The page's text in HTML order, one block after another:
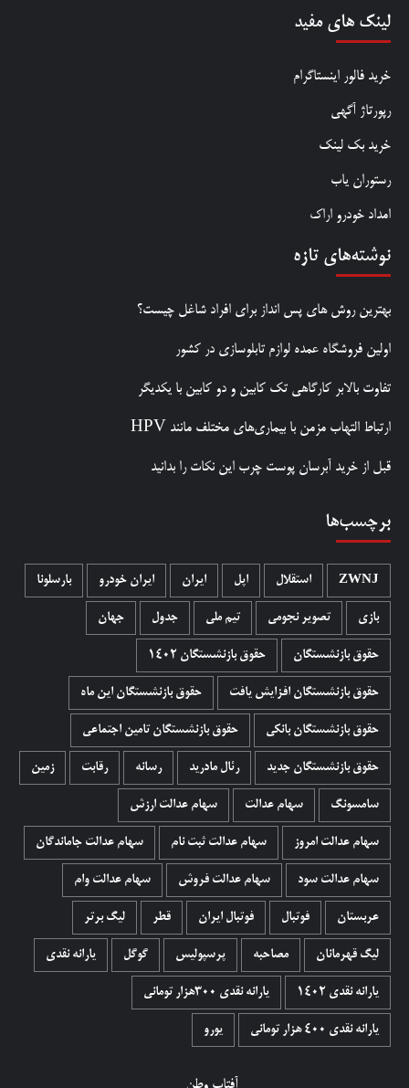
لینک های مفید
خرید فالور اینستاگرام
رپورتاژ آگهی
خرید بک لینک
رستوران یاب
امداد خودرو اراک
نوشته‌های تازه
بهترین روش‌ های پس‌ انداز برای افراد شاغل چیست؟
اولین فروشگاه عمده لوازم تابلوسازی در کشور
تفاوت بالابر کارگاهی تک کابین و دو کابین با یکدیگر
ارتباط التهاب مزمن با بیماری‌های مختلف مانند HPV
قبل از خرید آبرسان پوست چرب این نکات را بدانید
برچسب‌ها
ZWNJ استقلال اپل ایران ایران خودرو بارسلونا
بازی تصویر نجومی تیم ملی جدول جهان
حقوق بازنشستگان حقوق بازنشستگان 1402
حقوق بازنشستگان افزایش یافت حقوق بازنشستگان این ماه
حقوق بازنشستگان بانکی حقوق بازنشستگان تامین اجتماعی
حقوق بازنشستگان جدید رئال مادرید رسانه رقابت زمین
سامسونگ سهام عدالت سهام عدالت ارزش
سهام عدالت امروز سهام عدالت ثبت نام سهام عدالت جاماندگان
سهام عدالت سود سهام عدالت فروش سهام عدالت وام
عربستان فوتبال فوتبال ایران قطر لیگ برتر
لیگ قهرمانان مصاحبه پرسپولیس گوگل یارانه نقدی
یارانه نقدی 1402 یارانه نقدی ۳۰۰هزار تومانی
یارانه نقدی ۴۰۰ هزار تومانی یورو